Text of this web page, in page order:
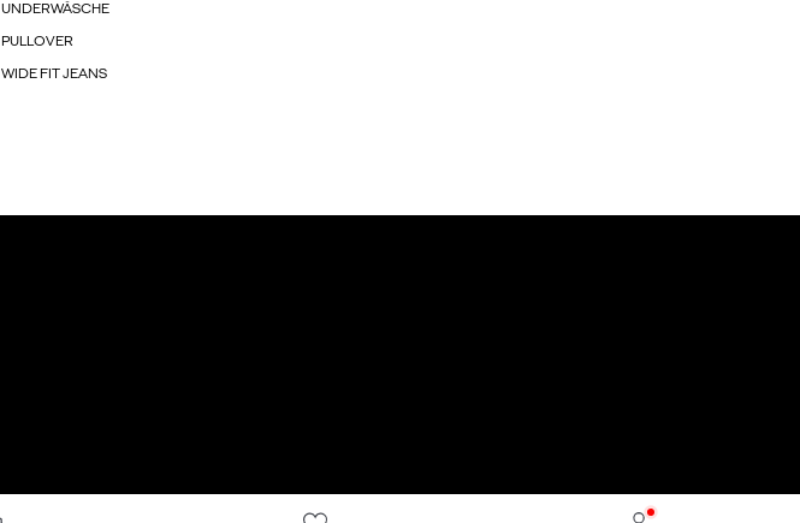
UNDERWÄSCHE
PULLOVER
WIDE FIT JEANS